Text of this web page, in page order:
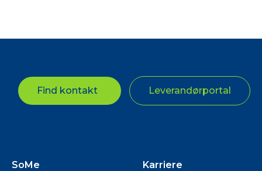
Find kontakt Leverandørportal
SoMe Karriere